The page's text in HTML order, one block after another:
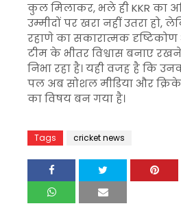
कुल मिलाकर, भले ही KKR का
उम्मीदों पर खरा नहीं उतरा हो,
रहाणे का सकारात्मक
टीम के भीतर विश्वास बनाए
निभा रहा है। यही वजह है कि
पल अब सोशल मीडिया और
का विषय बन गया है।
Tags cricket news